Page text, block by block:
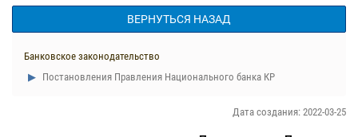
ВЕРНУТЬСЯ НАЗАД
Банковское законодательство
Постановления Правления Национального банка КР
Дата создания: 2022-03-25